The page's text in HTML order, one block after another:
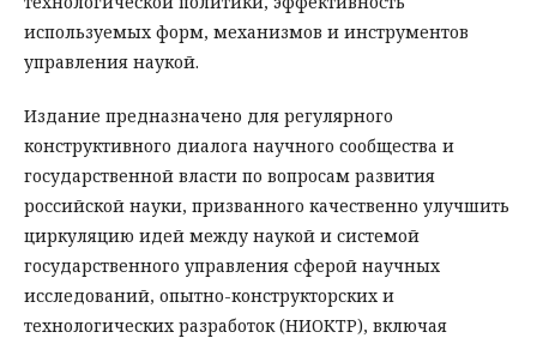
используемых форм, механизмов и инструментов
управления наукой.
Издание предназначено для регулярного
конструктивного диалога научного сообщества и
государственной власти по вопросам развития
российской науки, призванного качественно улучшить
циркуляцию идей между наукой и системой
государственного управления сферой научных
исследований, опытно-конструкторских и
технологических разработок (НИОКТР), включая